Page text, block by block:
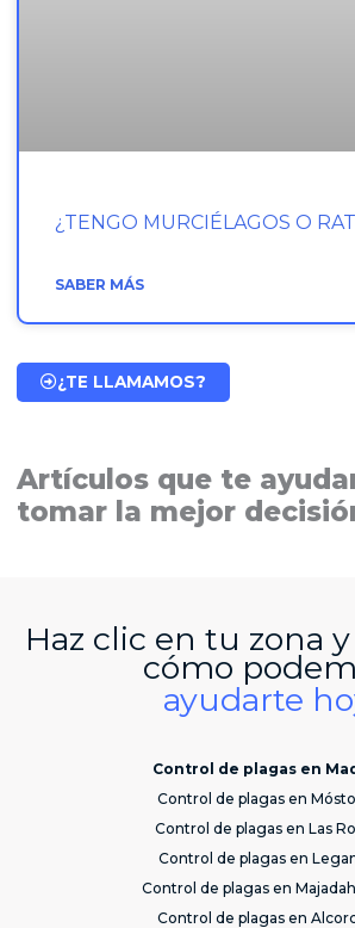
¿TENGO MURCIÉLAGOS O
SABER MÁS
¿TE LLAMAMOS?
Artículos que te
tomar la mejor
Haz clic en tu zona
cómo
ayudarte
Control de plagas en
Control de plagas en
Control de plagas en Las
Control de plagas en
Control de plagas en
Control de plagas en